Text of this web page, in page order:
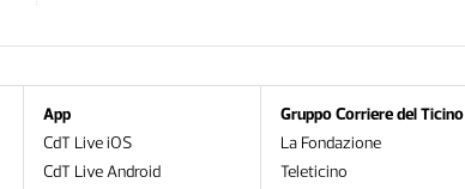
App
CdT Live iOS
CdT Live Android
Gruppo Corriere del Ticino
La Fondazione
Teleticino